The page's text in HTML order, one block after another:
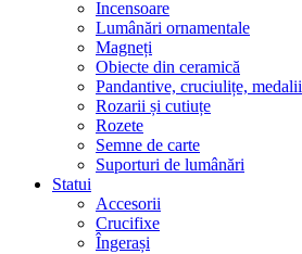
Incensoare
Lumânări ornamentale
Magneți
Obiecte din ceramică
Pandantive, cruciulițe, medalii
Rozarii și cutiuțe
Rozete
Semne de carte
Suporturi de lumânări
Statui
Accesorii
Crucifixe
Îngerași